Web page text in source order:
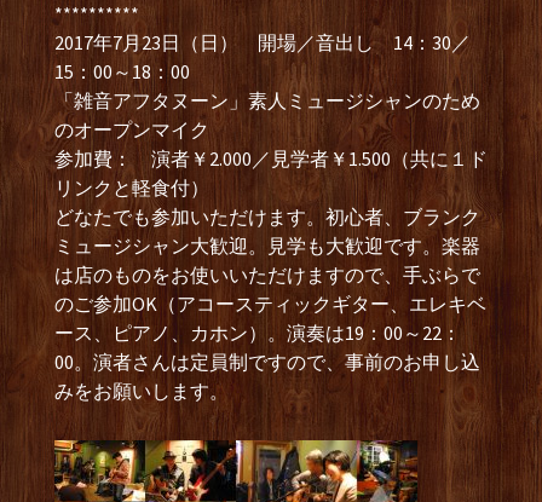
**********
2017年7月23日（日） 開場／音出し 14：30／
15：00～18：00
「雑音アフタヌーン」素人ミュージシャンのため
のオープンマイク
参加費： 演者￥2.000／見学者￥1.500（共に１ド
リンクと軽食付）
どなたでも参加いただけます。初心者、ブランク
ミュージシャン大歓迎。見学も大歓迎です。楽器
は店のものをお使いいただけますので、手ぶらで
のご参加OK（アコースティックギター、エレキベ
ース、ピアノ、カホン）。演奏は19：00～22：
00。演者さんは定員制ですので、事前のお申し込
みをお願いします。